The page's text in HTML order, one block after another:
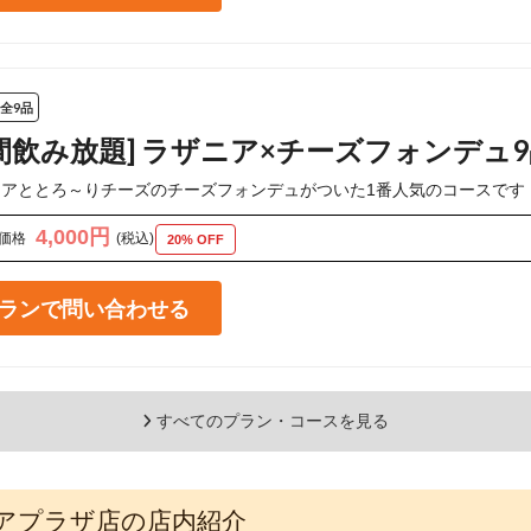
全9品
み放題] ラザニア×チーズフォンデュ
ととろ～りチーズのチーズフォンデュがついた1番人気のコースです
格 4,000円 (税込) 20% OFF
ンで問い合わせる
すべてのプラン・コースを見る
プラザ店の店内紹介